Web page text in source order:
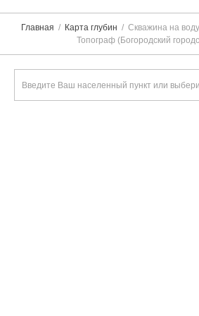
Главная Карта глубин
Скважина на
Топограф (Богородский